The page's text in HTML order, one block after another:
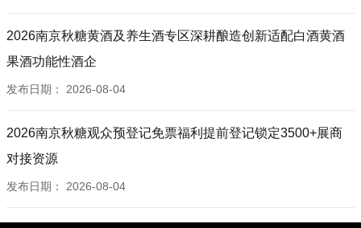
2026南京秋糖黄酒及养生酒专区深耕酿造创新适配白酒黄酒
果酒功能性酒企
发布日期： 2026-08-04
2026南京秋糖观众预登记免票福利提前登记锁定3500+展商
对接资源
发布日期： 2026-08-04